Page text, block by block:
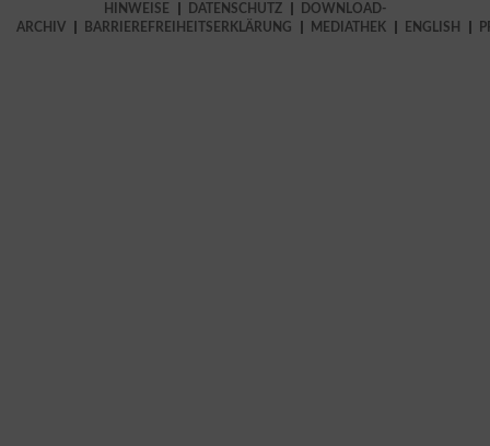
HINWEISE
DATENSCHUTZ
DOWNLOAD-
ARCHIV
BARRIEREFREIHEITSERKLÄRUNG MEDIATHEK ENGLISH